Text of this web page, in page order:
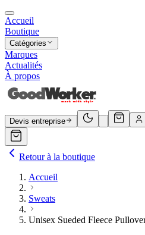
Accueil
Boutique
Catégories
Marques
Actualités
À propos
Devis entreprise
Retour à la boutique
Accueil
Sweats
Unisex Sueded Fleece